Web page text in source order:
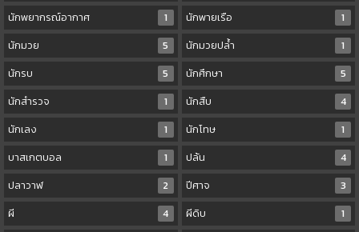
นักพยากรณ์อากาศ
1 นักพายเรือ
1
นักมวย
5 นักมวยปล้ำ
1
นักรบ
5 นักศึกษา
5
นักสำรวจ
1 นักสืบ
4
นักเลง
1 นักโทษ
1
บาสเกตบอล
1 ปล้น
4
ปลาวาฬ
2 ปีศาจ
3
ผี
4 ผีดิบ
1